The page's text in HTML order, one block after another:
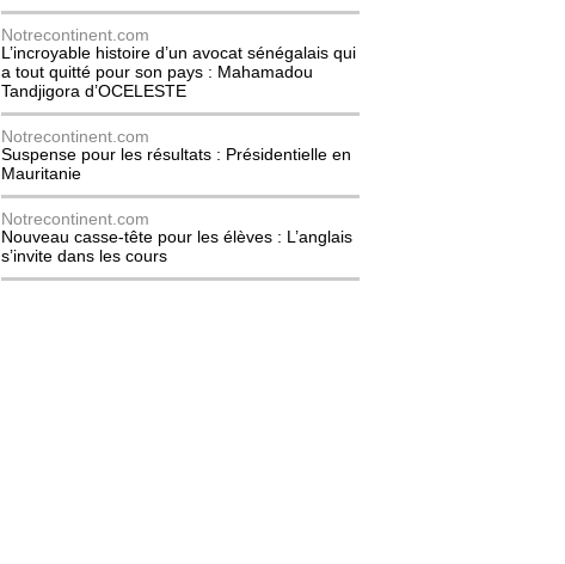
Notrecontinent.com
L’incroyable histoire d’un avocat sénégalais qui
a tout quitté pour son pays : Mahamadou
Tandjigora d’OCELESTE
Notrecontinent.com
Suspense pour les résultats : Présidentielle en
Mauritanie
Notrecontinent.com
Nouveau casse-tête pour les élèves : L’anglais
s’invite dans les cours